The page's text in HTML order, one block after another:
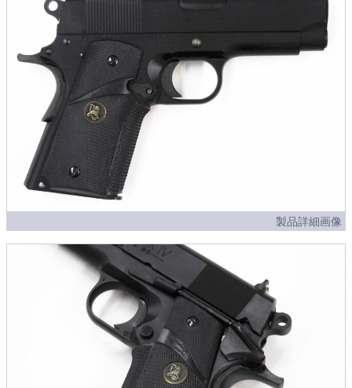
製品詳細画像